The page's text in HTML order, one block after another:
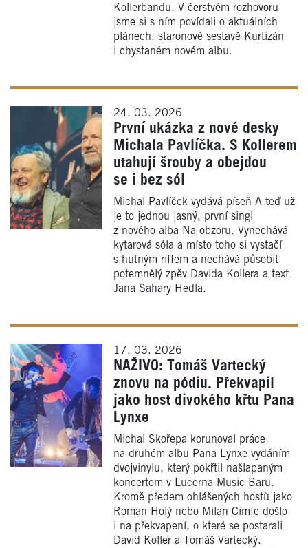
Kollerbandu. V čerstvém rozhovoru
jsme si s ním povídali o aktuálních
plánech, staronové sestavě Kurtizán
i chystaném novém albu.
24. 03. 2026
První ukázka z nové desky
Michala Pavlíčka. S Kollerem
utahují šrouby a obejdou
se i bez sól
Michal Pavlíček vydává píseň A teď už
je to jednou jasný, první singl
z nového alba Na obzoru. Vynechává
kytarová sóla a místo toho si vystačí
s hutným riffem a nechává působit
potemnělý zpěv Davida Kollera a text
Jana Sahary Hedla.
17. 03. 2026
NAŽIVO: Tomáš Vartecký
znovu na pódiu. Překvapil
jako host divokého křtu Pana
Lynxe
Michal Skořepa korunoval práce
na druhém albu Pana Lynxe vydáním
dvojvinylu, který pokřtil našlapaným
koncertem v Lucerna Music Baru.
Kromě předem ohlášených hostů jako
Roman Holý nebo Milan Cimfe došlo
i na překvapení, o které se postarali
David Koller a Tomáš Vartecký.